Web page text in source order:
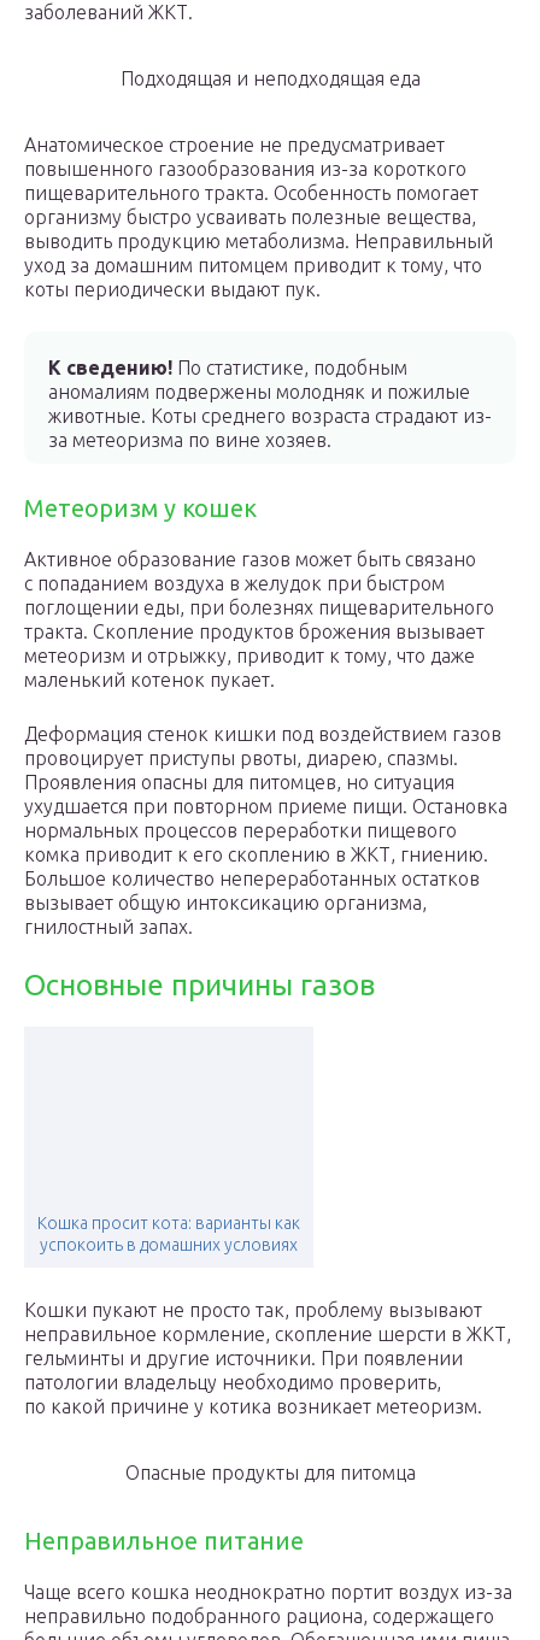
заболеваний ЖКТ.
Подходящая и неподходящая еда
Анатомическое строение не предусматривает
повышенного газообразования из-за короткого
пищеварительного тракта. Особенность помогает
организму быстро усваивать полезные вещества,
выводить продукцию метаболизма. Неправильный
уход за домашним питомцем приводит к тому, что
коты периодически выдают пук.
К сведению! По статистике, подобным
аномалиям подвержены молодняк и пожилые
животные. Коты среднего возраста страдают из-
за метеоризма по вине хозяев.
Метеоризм у кошек
Активное образование газов может быть связано
с попаданием воздуха в желудок при быстром
поглощении еды, при болезнях пищеварительного
тракта. Скопление продуктов брожения вызывает
метеоризм и отрыжку, приводит к тому, что даже
маленький котенок пукает.
Деформация стенок кишки под воздействием газов
провоцирует приступы рвоты, диарею, спазмы.
Проявления опасны для питомцев, но ситуация
ухудшается при повторном приеме пищи. Остановка
нормальных процессов переработки пищевого
комка приводит к его скоплению в ЖКТ, гниению.
Большое количество непереработанных остатков
вызывает общую интоксикацию организма,
гнилостный запах.
Основные причины газов
Кошка просит кота: варианты как
успокоить в домашних условиях
Кошки пукают не просто так, проблему вызывают
неправильное кормление, скопление шерсти в ЖКТ,
гельминты и другие источники. При появлении
патологии владельцу необходимо проверить,
по какой причине у котика возникает метеоризм.
Опасные продукты для питомца
Неправильное питание
Чаще всего кошка неоднократно портит воздух из-за
неправильно подобранного рациона, содержащего